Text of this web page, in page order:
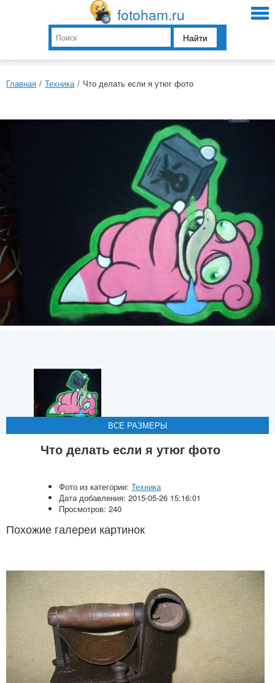
fotoham.ru
Найти
Главная / Техника / Что делать если я утюг фото
ВСЕ РАЗМЕРЫ
ВСЕ РАЗМЕРЫ
ВСЕ РАЗМЕРЫ
ВСЕ РАЗМЕРЫ
ВСЕ РАЗМЕРЫ
Что делать если я утюг фото
Фото из категории: Техника
Дата добавления: 2015-05-26 15:16:01
Просмотров: 240
Похожие галереи картинок